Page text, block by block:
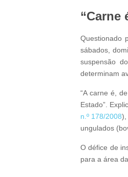
“Carne
Questionado
sábados,
suspensão
determinam
“A carne é,
Estado”.
n.º 178/2008),
ungulados
O défice de
para a área